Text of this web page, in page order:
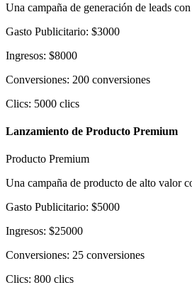
Una campaña de generación de leads
Gasto Publicitario: $3000
Ingresos: $8000
Conversiones: 200 conversiones
Clics: 5000 clics
Lanzamiento de Producto Premium
Producto Premium
Una campaña de producto de alto valor
Gasto Publicitario: $5000
Ingresos: $25000
Conversiones: 25 conversiones
Clics: 800 clics